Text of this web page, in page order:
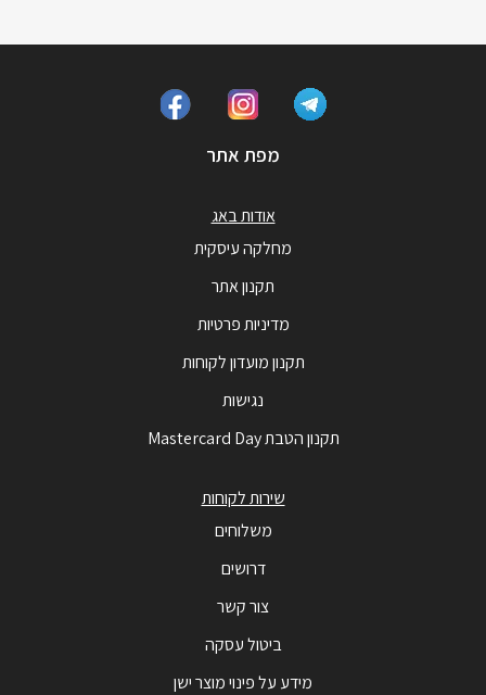
מפת אתר
אודות באג
מחלקה עיסקית
תקנון אתר
מדיניות פרטיות
תקנון מועדון לקוחות
נגישות
תקנון הטבת Mastercard Day
שירות לקוחות
משלוחים
דרושים
צור קשר
ביטול עסקה
מידע על פינוי מוצר ישן